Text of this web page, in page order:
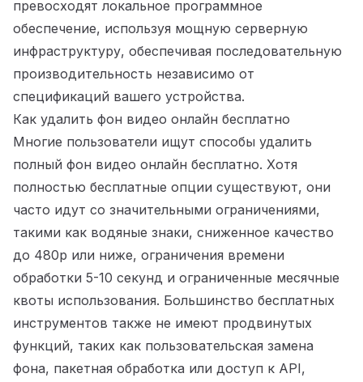
превосходят локальное программное
обеспечение, используя мощную серверную
инфраструктуру, обеспечивая последовательную
производительность независимо от
спецификаций вашего устройства.
Как удалить фон видео онлайн бесплатно
Многие пользователи ищут способы удалить
полный фон видео онлайн бесплатно. Хотя
полностью бесплатные опции существуют, они
часто идут со значительными ограничениями,
такими как водяные знаки, сниженное качество
до 480p или ниже, ограничения времени
обработки 5-10 секунд и ограниченные месячные
квоты использования. Большинство бесплатных
инструментов также не имеют продвинутых
функций, таких как пользовательская замена
фона, пакетная обработка или доступ к API,